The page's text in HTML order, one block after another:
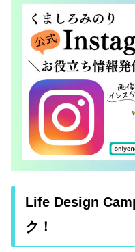
Life Design
ク！